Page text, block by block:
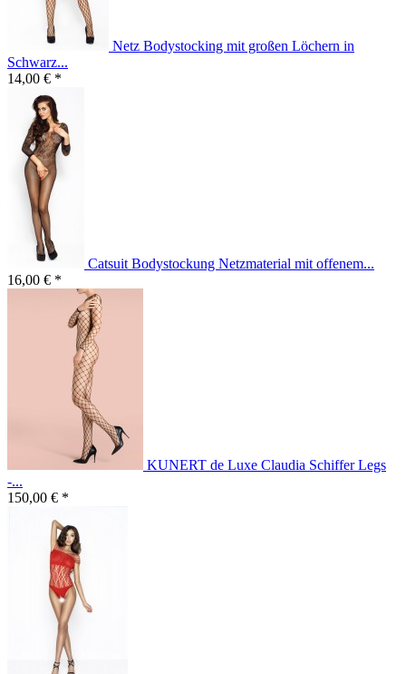
Netz Bodystocking mit großen Löchern in
Schwarz...
14,00 € *
Catsuit Bodystockung Netzmaterial mit offenem...
16,00 € *
KUNERT de Luxe Claudia Schiffer Legs
-...
150,00 € *